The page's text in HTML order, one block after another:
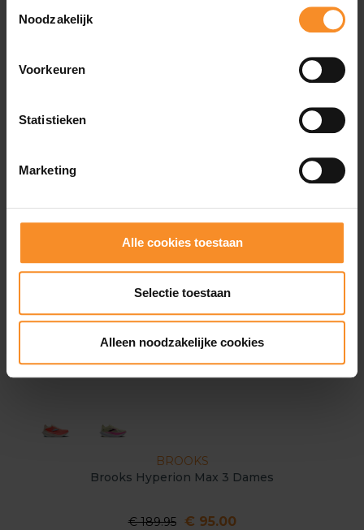
Noodzakelijk
Voorkeuren
Statistieken
Marketing
Alle cookies toestaan
Selectie toestaan
Alleen noodzakelijke cookies
BROOKS
Brooks Hyperion Max 3 Dames
€ 189.95 € 95.00